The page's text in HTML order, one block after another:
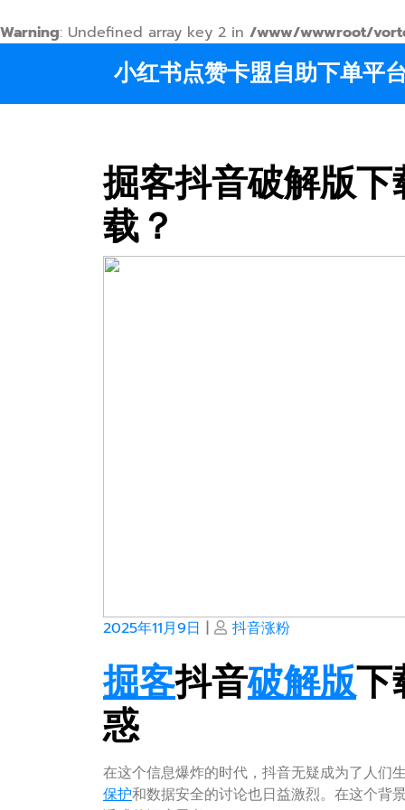
Warning: Undefined array key 2 in /www/wwwroot/
小红书点赞卡盟自助下单平
掘客抖音破解版
载？
Posted
2025年11月9日 | Posted
抖音涨粉
掘客抖音破解版下
惑
在这个信息爆炸的时代，抖音无疑成为了人们
保护和数据安全的讨论也日益激烈。在这个背